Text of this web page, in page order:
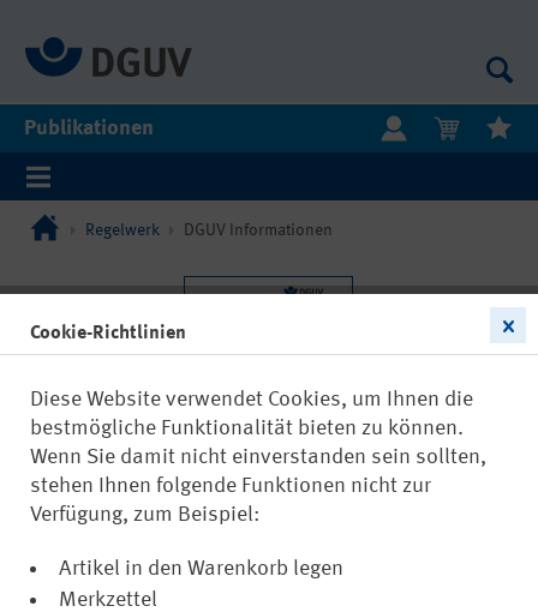
Publikationen
Regelwerk DGUV Informationen
Cookie-Richtlinien
Diese Website verwendet Cookies, um Ihnen die
bestmögliche Funktionalität bieten zu können.
Wenn Sie damit nicht einverstanden sein sollten,
stehen Ihnen folgende Funktionen nicht zur
Verfügung, zum Beispiel:
Artikel in den Warenkorb legen
Merkzettel